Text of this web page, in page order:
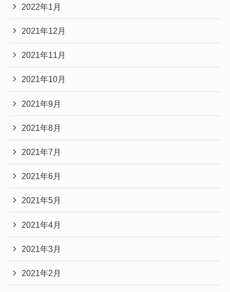
2022年1月
2021年12月
2021年11月
2021年10月
2021年9月
2021年8月
2021年7月
2021年6月
2021年5月
2021年4月
2021年3月
2021年2月